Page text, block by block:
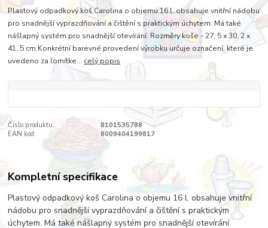
Plastový odpadkový koš Carolina o objemu 16 l. obsahuje vnitřní nádobu
pro snadnější vyprazdňování a čištění s praktickým úchytem. Má také
nášlapný systém pro snadnější otevírání. Rozměry koše - 27, 5 x 30, 2 x
41, 5 cm.Konkrétní barevné provedení výrobku určuje označení, které je
uvedeno za lomítke... celý popis
Číslo produktu:
8101535788
EAN kód:
8009404199817
Kompletní specifikace
Plastový odpadkový koš Carolina o objemu 16 l. obsahuje vnitřní
nádobu pro snadnější vyprazdňování a čištění s praktickým
úchytem. Má také nášlapný systém pro snadnější otevírání.